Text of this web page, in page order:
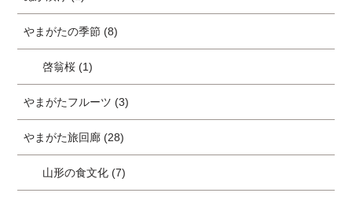
やまがたの季節 (8)
啓翁桜 (1)
やまがたフルーツ (3)
やまがた旅回廊 (28)
山形の食文化 (7)